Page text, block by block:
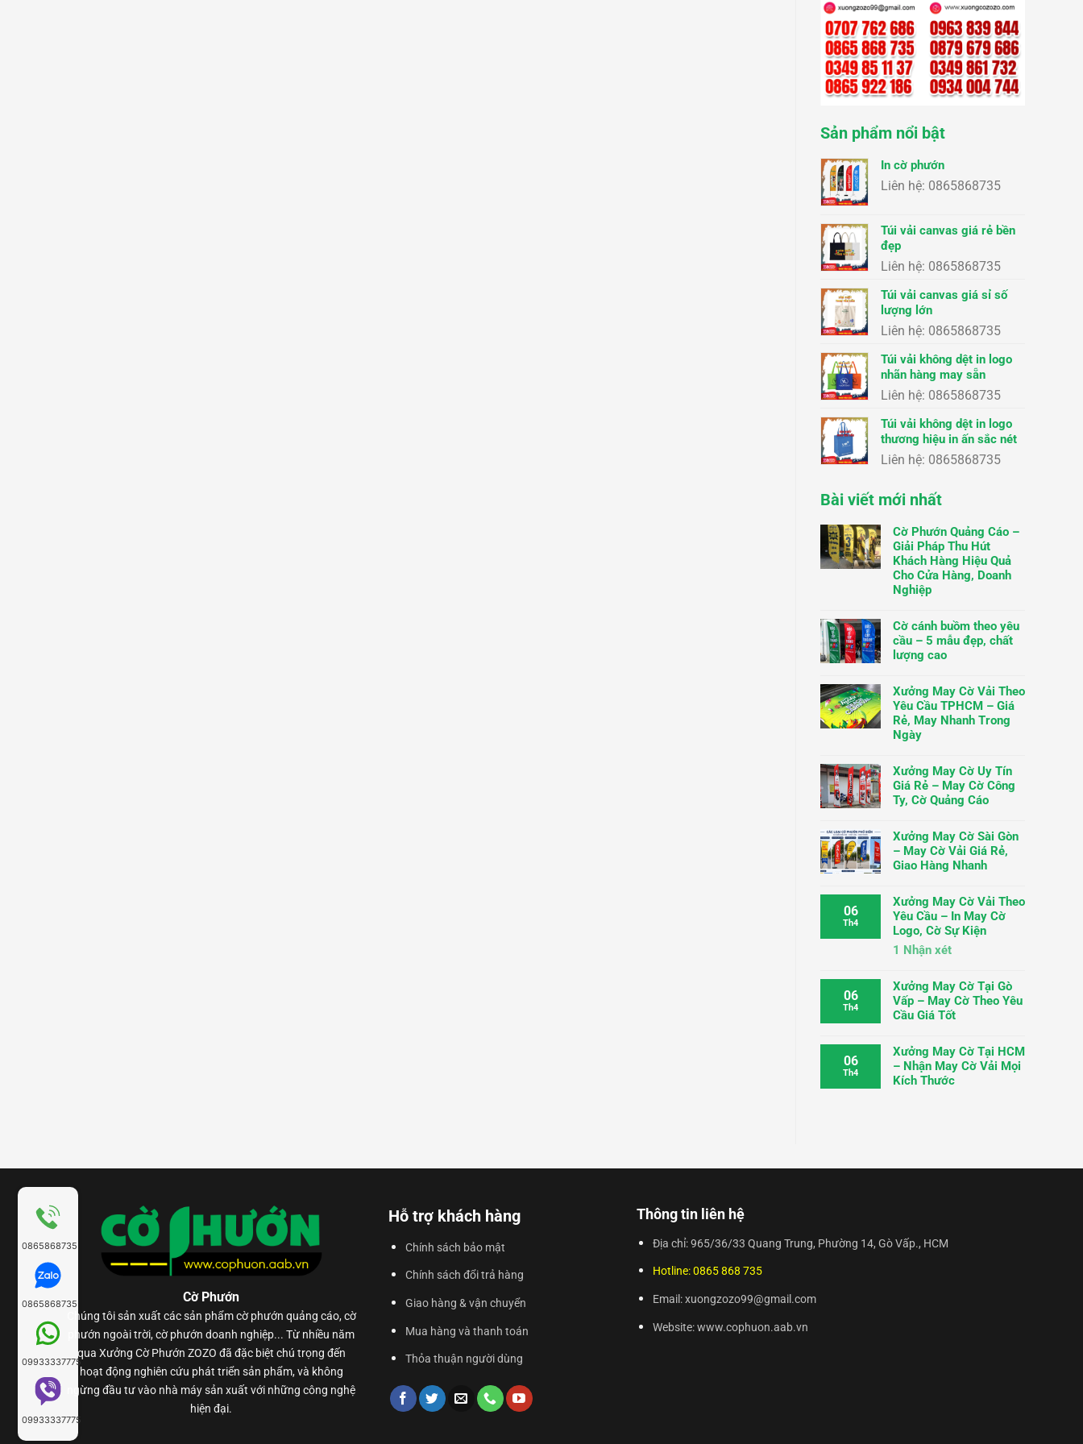
Sản phẩm nổi bật
In cờ phướn
Liên hệ: 0865868735
Túi vải canvas giá rẻ bền
đẹp
Liên hệ: 0865868735
Túi vải canvas giá sỉ số
lượng lớn
Liên hệ: 0865868735
Túi vải không dệt in logo
nhãn hàng may sẵn
Liên hệ: 0865868735
Túi vải không dệt in logo
thương hiệu in ấn sắc nét
Liên hệ: 0865868735
Bài viết mới nhất
Cờ Phướn Quảng Cáo –
Giải Pháp Thu Hút
Khách Hàng Hiệu Quả
Cho Cửa Hàng, Doanh
Nghiệp
Cờ cánh buồm theo yêu
cầu – 5 mẫu đẹp, chất
lượng cao
Xưởng May Cờ Vải Theo
Yêu Cầu TPHCM – Giá
Rẻ, May Nhanh Trong
Ngày
Xưởng May Cờ Uy Tín
Giá Rẻ – May Cờ Công
Ty, Cờ Quảng Cáo
Xưởng May Cờ Sài Gòn
– May Cờ Vải Giá Rẻ,
Giao Hàng Nhanh
06
Th4
Xưởng May Cờ Vải Theo
Yêu Cầu – In May Cờ
Logo, Cờ Sự Kiện
1 Nhận xét
06
Th4
Xưởng May Cờ Tại Gò
Vấp – May Cờ Theo Yêu
Cầu Giá Tốt
06
Th4
Xưởng May Cờ Tại HCM
– Nhận May Cờ Vải Mọi
Kích Thước
Cờ Phướn
Chúng tôi sản xuất các sản phẩmcờ phướn quảng cáo, cờ
phướn ngoài trời, cờ phướn doanh nghiệp... Từ nhiều năm
qua Xưởng Cờ Phướn ZOZO đã đặc biệt chú trọng đến
hoạt động nghiên cứu phát triển sản phẩm, và không
ngừng đầu tư vào nhà máy sản xuất với những công nghệ
hiện đại.
Hỗ trợ khách hàng
Chính sách bảo mật
Chính sách đổi trả hàng
Giao hàng & vận chuyển
Mua hàng và thanh toán
Thỏa thuận người dùng
Thông tin liên hệ
Địa chỉ: 965/36/33 Quang Trung, Phường 14, Gò Vấp., HCM
Hotline: 0865 868 735
Email: xuongzozo99@gmail.com
Website: www.cophuon.aab.vn
0865868735
0865868735
09933337775
09933337775